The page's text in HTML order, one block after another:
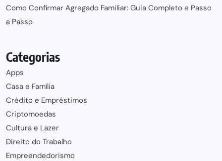
Como Confirmar Agregado Familiar: Guia Completo e Passo
a Passo
Categorias
Apps
Casa e Família
Crédito e Empréstimos
Criptomoedas
Cultura e Lazer
Direito do Trabalho
Empreendedorismo